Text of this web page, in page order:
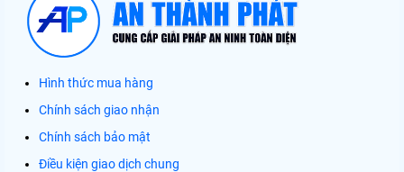
Hình thức mua hàng
Chính sách giao nhận
Chính sách bảo mật
Điều kiện giao dịch chung